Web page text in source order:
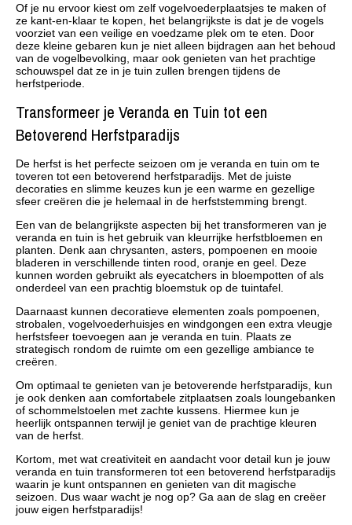
Of je nu ervoor kiest om zelf vogelvoederplaatsjes te maken of
ze kant-en-klaar te kopen, het belangrijkste is dat je de vogels
voorziet van een veilige en voedzame plek om te eten. Door
deze kleine gebaren kun je niet alleen bijdragen aan het behoud
van de vogelbevolking, maar ook genieten van het prachtige
schouwspel dat ze in je tuin zullen brengen tijdens de
herfstperiode.
Transformeer je Veranda en Tuin tot een
Betoverend Herfstparadijs
De herfst is het perfecte seizoen om je veranda en tuin om te
toveren tot een betoverend herfstparadijs. Met de juiste
decoraties en slimme keuzes kun je een warme en gezellige
sfeer creëren die je helemaal in de herfststemming brengt.
Een van de belangrijkste aspecten bij het transformeren van je
veranda en tuin is het gebruik van kleurrijke herfstbloemen en
planten. Denk aan chrysanten, asters, pompoenen en mooie
bladeren in verschillende tinten rood, oranje en geel. Deze
kunnen worden gebruikt als eyecatchers in bloempotten of als
onderdeel van een prachtig bloemstuk op de tuintafel.
Daarnaast kunnen decoratieve elementen zoals pompoenen,
strobalen, vogelvoederhuisjes en windgongen een extra vleugje
herfstsfeer toevoegen aan je veranda en tuin. Plaats ze
strategisch rondom de ruimte om een gezellige ambiance te
creëren.
Om optimaal te genieten van je betoverende herfstparadijs, kun
je ook denken aan comfortabele zitplaatsen zoals loungebanken
of schommelstoelen met zachte kussens. Hiermee kun je
heerlijk ontspannen terwijl je geniet van de prachtige kleuren
van de herfst.
Kortom, met wat creativiteit en aandacht voor detail kun je jouw
veranda en tuin transformeren tot een betoverend herfstparadijs
waarin je kunt ontspannen en genieten van dit magische
seizoen. Dus waar wacht je nog op? Ga aan de slag en creëer
jouw eigen herfstparadijs!